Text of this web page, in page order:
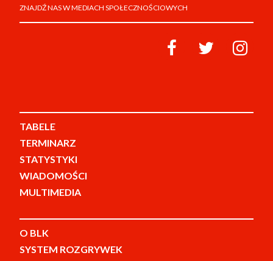
ZNAJDŹ NAS W MEDIACH SPOŁECZNOŚCIOWYCH
TABELE
TERMINARZ
STATYSTYKI
WIADOMOŚCI
MULTIMEDIA
O BLK
SYSTEM ROZGRYWEK